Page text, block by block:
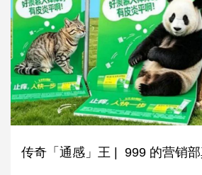
传奇「通感」王 | 999 的营销部